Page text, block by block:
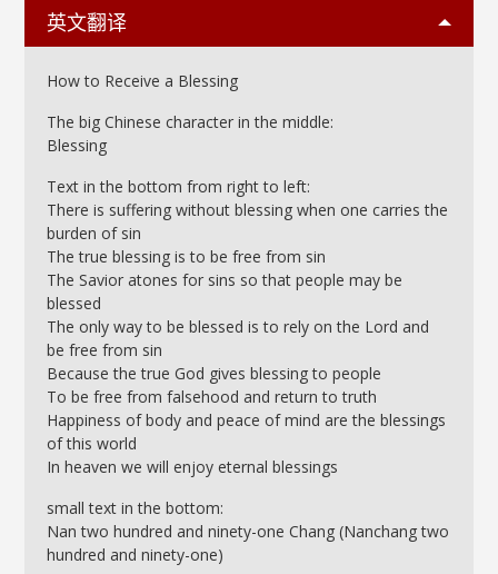
英文翻译
How to Receive a Blessing
The big Chinese character in the middle:
Blessing
Text in the bottom from right to left:
There is suffering without blessing when one carries the
burden of sin
The true blessing is to be free from sin
The Savior atones for sins so that people may be
blessed
The only way to be blessed is to rely on the Lord and
be free from sin
Because the true God gives blessing to people
To be free from falsehood and return to truth
Happiness of body and peace of mind are the blessings
of this world
In heaven we will enjoy eternal blessings
small text in the bottom:
Nan two hundred and ninety-one Chang (Nanchang two
hundred and ninety-one)